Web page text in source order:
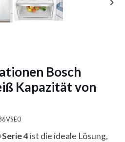
Bosch
Kapazität von
4ist die ideale Lösung,